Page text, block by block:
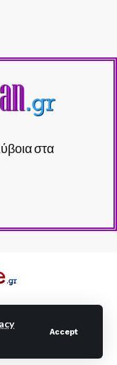
Accept
στα
Reserved.